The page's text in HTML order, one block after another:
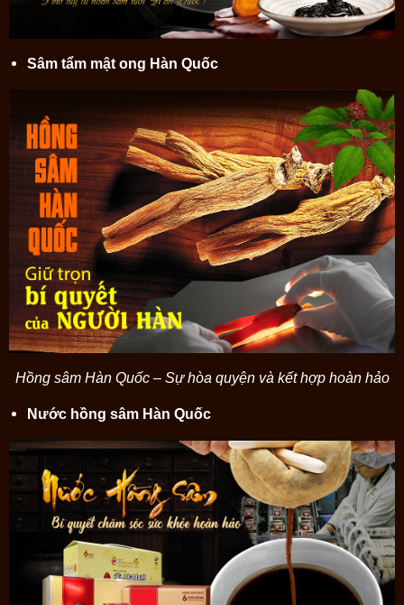
Sâm tẩm mật ong Hàn Quốc
Hồng sâm Hàn Quốc – Sự hòa quyện và kết hợp hoàn hảo
Nước hồng sâm Hàn Quốc